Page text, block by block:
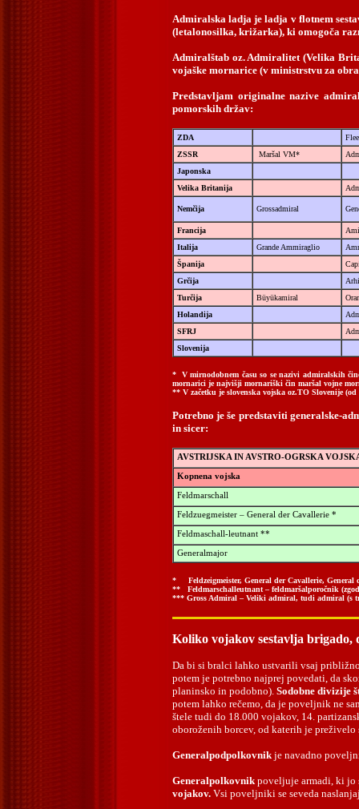
Admiralska ladja je ladja v flotnem
(letalonosilka, križarka), ki omogoča
Admiralštab oz.Admiralitet(Velika
vojaške mornarice (v ministrstvu za
Predstavljam originalne nazive
pomorskih držav:
ZDA
ZSSR
Maršal VM*
Japonska
Velika Britanija
Nemčija Grossadmiral
Francija
Italija
Grande Ammiraglio
Španija
Grčija
Turčija
Büyükamiral
Holandija
SFRJ
Slovenija
* V mirnodobnem času so se nazivi admiralskih
mornarici je najvišji mornariški čin maršal vojne
** V začetku je slovenska vojska oz.TO Slovenije
Potrebno je še predstaviti generalske-
in sicer:
AVSTRIJSKA IN AVSTRO-OGRSKA
Kopnena vojska
Feldmarschall
Feldzuegmeister – General der Cavallerie *
Feldmaschall-leutnant **
Generalmajor
* Feldzeigmeister, General der Cavallerie, General
** Feldmarschalleutnant – feldmaršalporočnik
*** Gross Admiral – Veliki admiral, tudi admiral (s
Koliko vojakov sestavlja brigado,
Da bi si bralci lahko ustvarili vsaj
potem je potrebno najprej povedati, da
planinsko in podobno). Sodobne divizije
potem lahko rečemo, da je poveljnik ne
štele tudi do 18.000 vojakov, 14.
oboroženih borcev, od katerih je preživelo
Generalpodpolkovnikje navadno
Generalpolkovnikpoveljuje armadi, ki jo
vojakov. Vsi poveljniki se seveda